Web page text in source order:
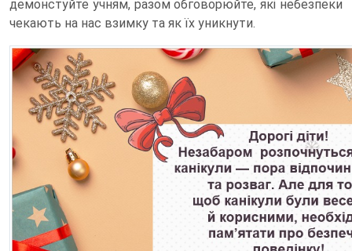
демонстуйте учням, разом обговорюйте, які небезпеки
чекають на нас взимку та як їх уникнути.